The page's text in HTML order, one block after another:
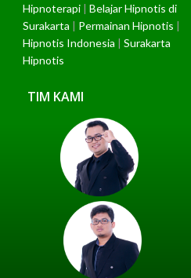
Hipnoterapi |Belajar Hipnotis di
Surakarta | Permainan Hipnotis |
Hipnotis Indonesia |Surakarta
Hipnotis
TIM KAMI